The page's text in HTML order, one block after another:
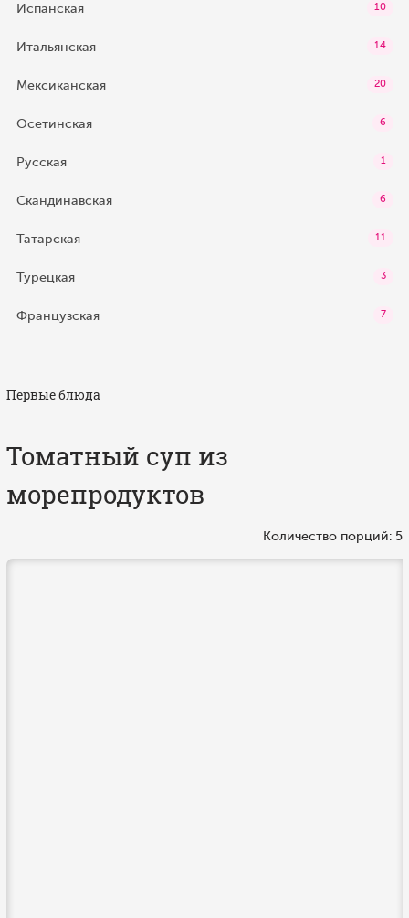
Испанская 10
Итальянская 14
Мексиканская 20
Осетинская 6
Русская 1
Скандинавская 6
Татарская 11
Турецкая 3
Французская 7
Первые блюда
Томатный суп из
морепродуктов
Количество порций: 5